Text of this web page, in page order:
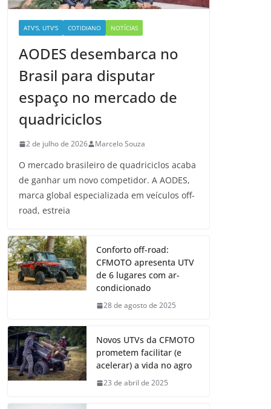
ATV'S, UTV'S COTIDIANO NOTÍCIAS
AODES desembarca no
Brasil para disputar
espaço no mercado de
quadriciclos
2 de julho de 2026 Marcelo Souza
O mercado brasileiro de quadriciclos acaba
de ganhar um novo competidor. A AODES,
marca global especializada em veículos off-
road, estreia
Conforto off-road:
CFMOTO apresenta UTV
de 6 lugares com ar-
condicionado
28 de agosto de 2025
Novos UTVs da CFMOTO
prometem facilitar (e
acelerar) a vida no agro
23 de abril de 2025